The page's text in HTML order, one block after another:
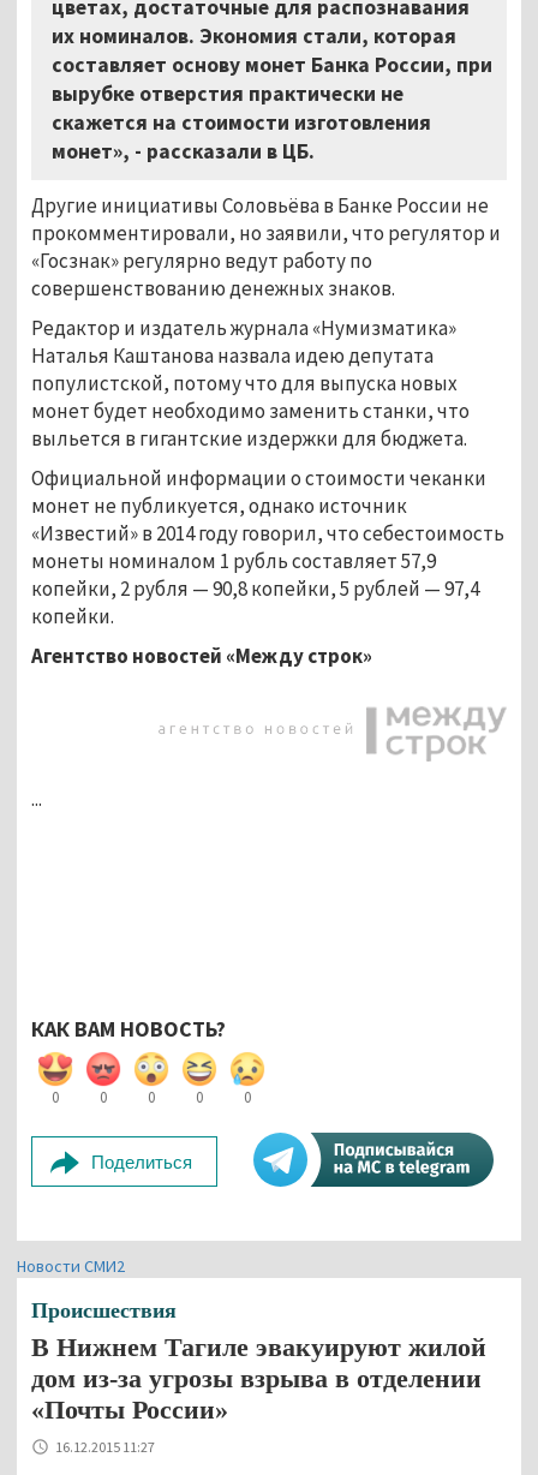
цветах, достаточные для распознавания
их номиналов. Экономия стали, которая
составляет основу монет Банка России, при
вырубке отверстия практически не
скажется на стоимости изготовления
монет», - рассказали в ЦБ.
Другие инициативы Соловьёва в Банке России не
прокомментировали, но заявили, что регулятор и
«Госзнак» регулярно ведут работу по
совершенствованию денежных знаков.
Редактор и издатель журнала «Нумизматика»
Наталья Каштанова назвала идею депутата
популистской, потому что для выпуска новых
монет будет необходимо заменить станки, что
выльется в гигантские издержки для бюджета.
Официальной информации о стоимости чеканки
монет не публикуется, однако источник
«Известий» в 2014 году говорил, что себестоимость
монеты номиналом 1 рубль составляет 57,9
копейки, 2 рубля — 90,8 копейки, 5 рублей — 97,4
копейки.
Агентство новостей «Между строк»
...
КАК ВАМ НОВОСТЬ?
0 0 0 0 0
Поделиться
Новости СМИ2
Происшествия
В Нижнем Тагиле эвакуируют жилой
дом из-за угрозы взрыва в отделении
«Почты России»
16.12.2015 11:27